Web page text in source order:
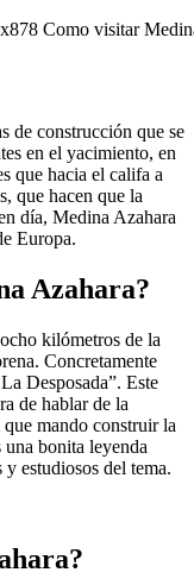
de construcción que se
en el yacimiento, en
que hacia el califa a
que hacen que la
día, Medina Azahara
Europa.
Azahara?
kilómetros de la
Concretamente
Desposada”. Este
de hablar de la
mando construir la
bonita leyenda
estudiosos del tema.